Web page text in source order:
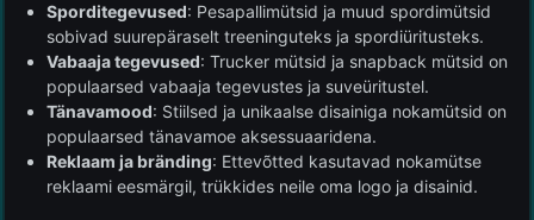
Sporditegevused: Pesapallimütsid ja muud spordimütsid
sobivad suurepäraselt treeninguteks ja spordiüritusteks.
Vabaaja tegevused: Trucker mütsid ja snapback mütsid on
populaarsed vabaaja tegevustes ja suveüritustel.
Tänavamood: Stiilsed ja unikaalse disainiga nokamütsid on
populaarsed tänavamoe aksessuaaridena.
Reklaam ja bränding: Ettevõtted kasutavad nokamütse
reklaami eesmärgil, trükkides neile oma logo ja disainid.